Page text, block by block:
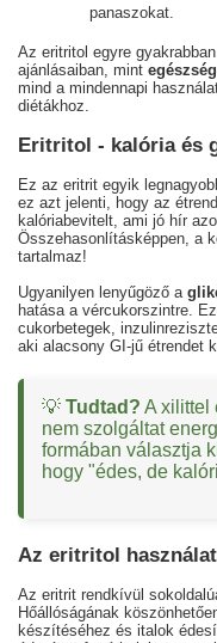
panaszokat.
Az eritritol egyre
ajánlásaiban, mint
mind a mindennapi
diétákhoz.
Eritritol - kalória és
Ez az eritrit egyik
ez azt jelenti, hogy az
kalóriabevitelt, ami jó hír
Összehasonlításképpen, a
tartalmaz!
Ugyanilyen lenyűgöző a
hatása a vércukorszintre.
cukorbetegek,
aki alacsony GI-jű étrendet
💡 Tudtad? A xilittel
nem szolgáltat
formában választja
hogy "édes, de
Az eritritol
Az eritrit rendkívül
Hőállóságának
készítéséhez és italok